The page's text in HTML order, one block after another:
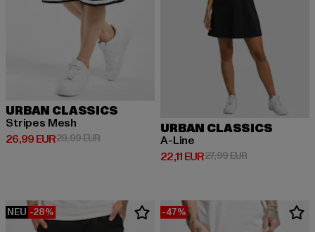
URBAN CLASSICS
Stripes Mesh
26,99 EUR
Derzeitiger Preis: 26,99 EUR
29,99 EURAktionspreis: 29,99 EUR
URBAN CLASSICS
A-Line
22,11 EUR
Derzeitiger Preis: 22,11 EUR
27,99 EURAktionspreis:
NEU -28% -47%